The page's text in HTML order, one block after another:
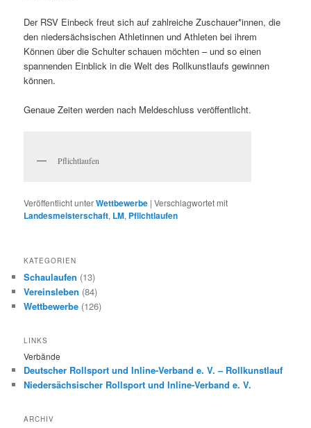
Der RSV Einbeck freut sich auf zahlreiche Zuschauer*innen, die
den niedersächsischen Athletinnen und Athleten bei ihrem
Können über die Schulter schauen möchten – und so einen
spannenden Einblick in die Welt des Rollkunstlaufs gewinnen
können.
Genaue Zeiten werden nach Meldeschluss veröffentlicht.
Pflichtlaufen
Veröffentlicht unterWettbewerbe |Verschlagwortet mit
Landesmeisterschaft, LM, Pflichtlaufen
KATEGORIEN
Schaulaufen (13)
Vereinsleben (84)
Wettbewerbe (126)
LINKS
Verbände
Deutscher Rollsport und Inline-Verband e. V. – Rollkunstlauf
Niedersächsischer Rollsport und Inline-Verband e. V.
ARCHIV